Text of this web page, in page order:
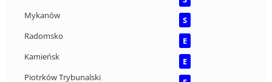
Mykanów
S
Radomsko
E
Kamieńsk
E
Piotrków Trybunalski